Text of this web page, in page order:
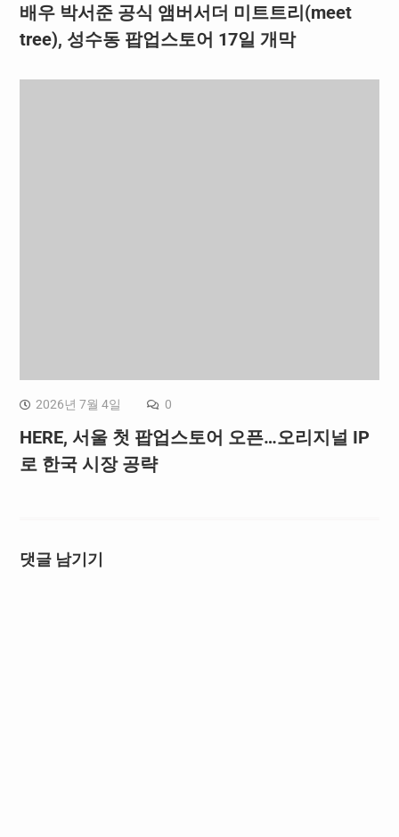
배우 박서준 공식 앰버서더 미트트리(meet
tree), 성수동 팝업스토어 17일 개막
2026년 7월 4일 0
HERE, 서울 첫 팝업스토어 오픈…오리지널 IP
로 한국 시장 공략
댓글 남기기